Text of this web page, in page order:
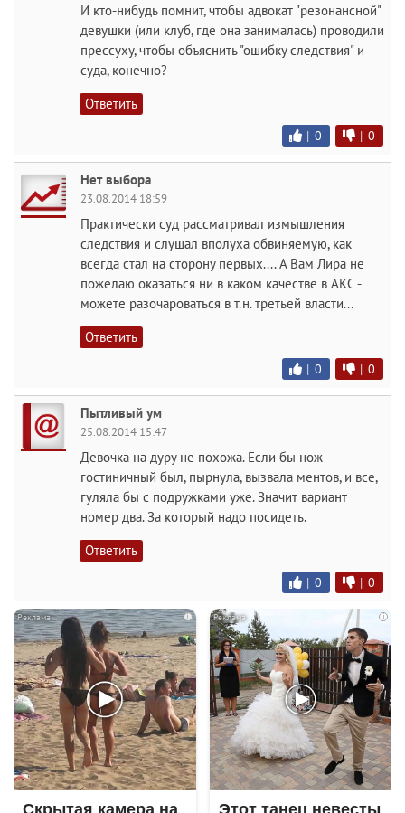
И кто-нибудь помнит, чтобы адвокат "резонансной"
девушки (или клуб, где она занималась) проводили
прессуху, чтобы объяснить "ошибку следствия" и
суда, конечно?
Ответить
| 0 | 0
Нет выбора
23.08.2014 18:59
Практически суд рассматривал измышления
следствия и слушал вполуха обвиняемую, как
всегда стал на сторону первых.... А Вам Лира не
пожелаю оказаться ни в каком качестве в АКС -
можете разочароваться в т.н. третьей власти...
Ответить
| 0 | 0
Пытливый ум
25.08.2014 15:47
Девочка на дуру не похожа. Если бы нож
гостиничный был, пырнула, вызвала ментов, и все,
гуляла бы с подружками уже. Значит вариант
номер два. За который надо посидеть.
Ответить
| 0 | 0
i
Скрытая камера на
i
Этот танец невесты